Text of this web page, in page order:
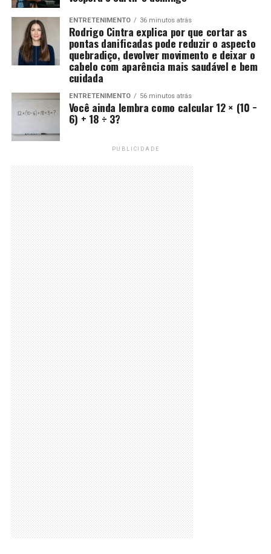
ENTRETENIMENTO 36 minutos atrás
Rodrigo Cintra explica por que cortar as
pontas danificadas pode reduzir o aspecto
quebradiço, devolver movimento e deixar o
cabelo com aparência mais saudável e bem
cuidada
ENTRETENIMENTO 56 minutos atrás
Você ainda lembra como calcular 12 × (10 −
6) + 18 ÷ 3?
PUBLICIDADE